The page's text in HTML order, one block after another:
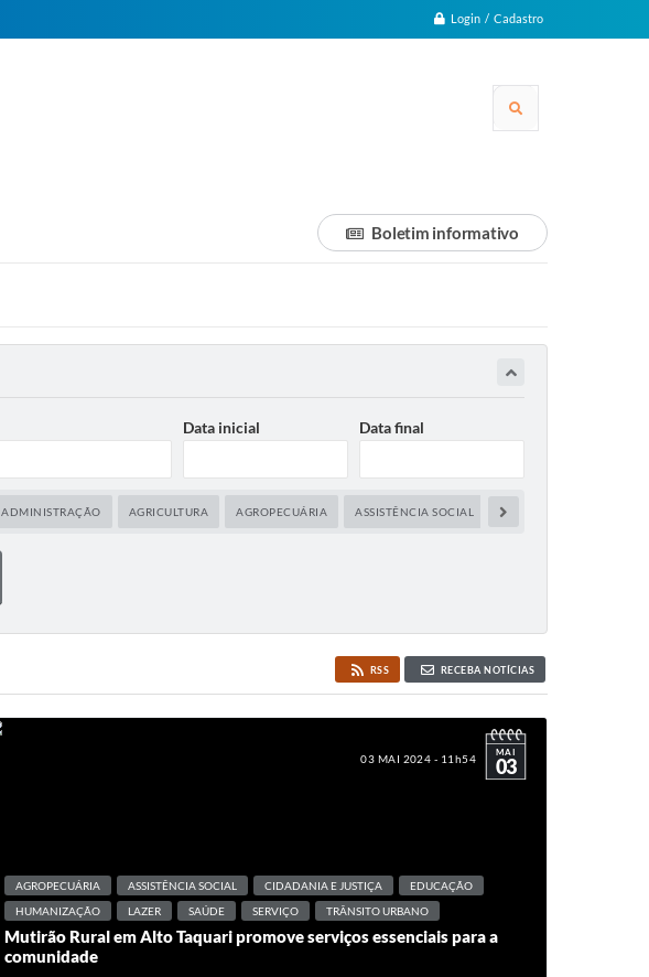
Login / Cadastro
Boletim informativo
Data inicial Data final
ADMINISTRAÇÃO AGRICULTURA AGROPECUÁRIA ASSISTÊNCIA SOCIAL AUDIÊNCIA PÚBLICA
RSS RECEBA NOTÍCIAS
03 MAI 2024 - 11h54 MAI
03
AGROPECUÁRIA ASSISTÊNCIA SOCIAL CIDADANIA E JUSTIÇA
EDUCAÇÃO
HUMANIZAÇÃO
LAZER SAÚDE SERVIÇO TRÂNSITO URBANO
Mutirão Rural em Alto Taquari promove serviços essenciais para a
comunidade